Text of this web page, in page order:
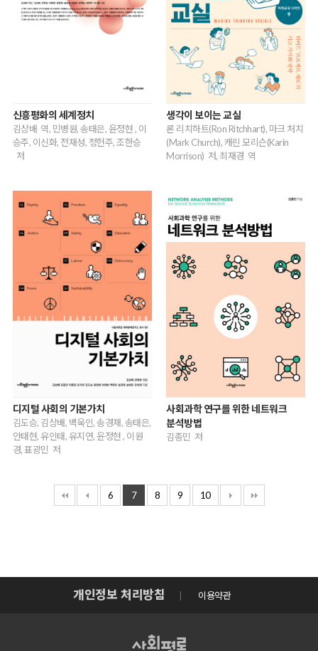
신흥평화의 세계정치
김상배 역, 민병원, 송태은, 윤정현 , 이
승주, 이신화, 전재성, 정헌주, 조한승
저
생각이 보이는 교실
론 리치하트(Ron Ritchhart), 마크 처치
(Mark Church), 캐린 모리슨(Karin
Morrison) 저, 최재경 역
디지털 사회의 기본가치
김도승, 김상배, 백욱인, 송경재, 송태은,
안태현, 유인태, 유지연, 윤정현 , 이원
경, 표광민 저
사회과학 연구를 위한 네트워크
분석방법
김종민 저
6 7 8 9 10
개인정보 처리방침 이용약관